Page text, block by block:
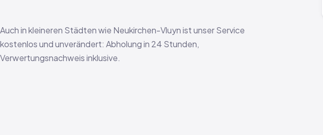
Auch in kleineren Städten wie Neukirchen-Vluyn ist unser Service
kostenlos und unverändert: Abholung in 24 Stunden,
Verwertungsnachweis inklusive.